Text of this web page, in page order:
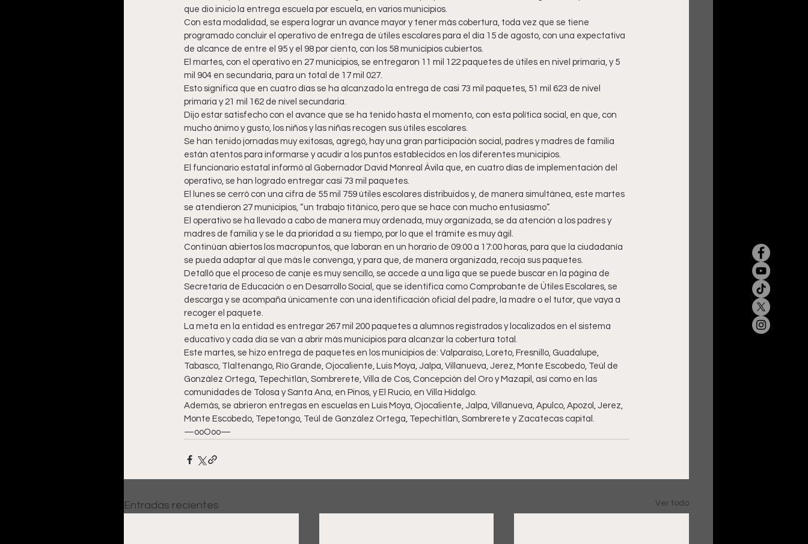
que dio inicio la entrega escuela por escuela, en varios municipios.
Con esta modalidad, se espera lograr un avance mayor y tener más cobertura, toda vez que se tiene
programado concluir el operativo de entrega de útiles escolares para el día 15 de agosto, con una expectativa
de alcance de entre el 95 y el 98 por ciento, con los 58 municipios cubiertos.
El martes, con el operativo en 27 municipios, se entregaron 11 mil 122 paquetes de útiles en nivel primaria, y 5
mil 904 en secundaria, para un total de 17 mil 027.
Esto significa que en cuatro días se ha alcanzado la entrega de casi 73 mil paquetes, 51 mil 623 de nivel
primaria y 21 mil 162 de nivel secundaria.
Dijo estar satisfecho con el avance que se ha tenido hasta el momento, con esta política social, en que, con
mucho ánimo y gusto, los niños y las niñas recogen sus útiles escolares.
Se han tenido jornadas muy exitosas, agregó, hay una gran participación social, padres y madres de familia
están atentos para informarse y acudir a los puntos establecidos en los diferentes municipios.
El funcionario estatal informó al Gobernador David Monreal Ávila que, en cuatro días de implementación del
operativo, se han logrado entregar casi 73 mil paquetes.
El lunes se cerró con una cifra de 55 mil 759 útiles escolares distribuidos y, de manera simultánea, este martes
se atendieron 27 municipios, “un trabajo titánico, pero que se hace con mucho entusiasmo”.
El operativo se ha llevado a cabo de manera muy ordenada, muy organizada, se da atención a los padres y
madres de familia y se le da prioridad a su tiempo, por lo que el trámite es muy ágil.
Continúan abiertos los macropuntos, que laboran en un horario de 09:00 a 17:00 horas, para que la ciudadanía
se pueda adaptar al que más le convenga, y para que, de manera organizada, recoja sus paquetes.
Detalló que el proceso de canje es muy sencillo, se accede a una liga que se puede buscar en la página de
Secretaría de Educación o en Desarrollo Social, que se identifica como Comprobante de Útiles Escolares, se
descarga y se acompaña únicamente con una identificación oficial del padre, la madre o el tutor, que vaya a
recoger el paquete.
La meta en la entidad es entregar 267 mil 200 paquetes a alumnos registrados y localizados en el sistema
educativo y cada día se van a abrir más municipios para alcanzar la cobertura total.
Este martes, se hizo entrega de paquetes en los municipios de: Valparaíso, Loreto, Fresnillo, Guadalupe,
Tabasco, Tlaltenango, Río Grande, Ojocaliente, Luis Moya, Jalpa, Villanueva, Jerez, Monte Escobedo, Teúl de
González Ortega, Tepechitlán, Sombrerete, Villa de Cos, Concepción del Oro y Mazapil, así como en las
comunidades de Tolosa y Santa Ana, en Pinos, y El Rucio, en Villa Hidalgo.
Además, se abrieron entregas en escuelas en Luis Moya, Ojocaliente, Jalpa, Villanueva, Apulco, Apozol, Jerez,
Monte Escobedo, Tepetongo, Teúl de González Ortega, Tepechitlán, Sombrerete y Zacatecas capital.
—ooOoo—
Entradas recientes Ver todo